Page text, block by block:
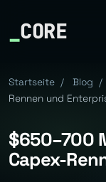
_CORE
Startseite / Blog /
Rennen und
$650–700
Capex-